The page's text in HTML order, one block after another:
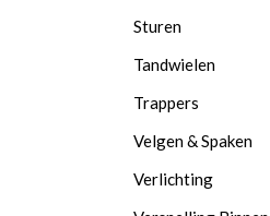
Sturen
Tandwielen
Trappers
Velgen & Spaken
Verlichting